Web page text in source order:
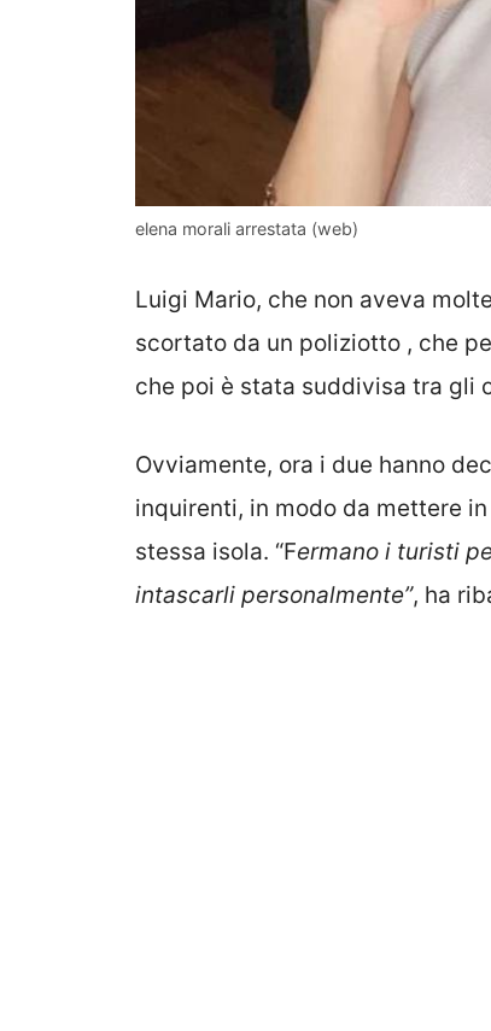
elena morali arrestata (web)
Luigi Mario, che non aveva
scortato da un poliziotto , che
che poi è stata suddivisa tra gli
Ovviamente, ora i due hanno
inquirenti, in modo da mettere
stessa isola. “Fermano i turisti
intascarli personalmente”, ha